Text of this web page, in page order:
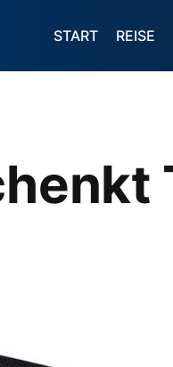
START REISE